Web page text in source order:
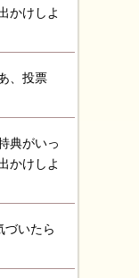
かけしよ
、投票
典がいっ
かけしよ
づいたら